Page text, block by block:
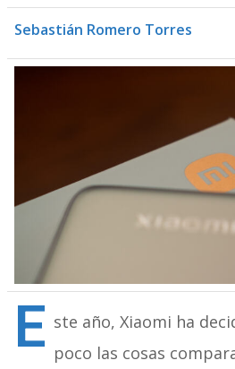
Sebastián Romero Torres
E ste año, Xiaomi ha
poco las cosas